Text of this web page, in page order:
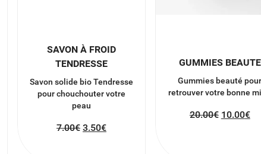
SAVON À FROID
TENDRESSE
Savon solide bio Tendresse
pour chouchouter votre
peau
7.00€ 3.50€
GUMMIES BEAUTE
Gummies beauté pour
retrouver votre bonne
20.00€ 10.00€